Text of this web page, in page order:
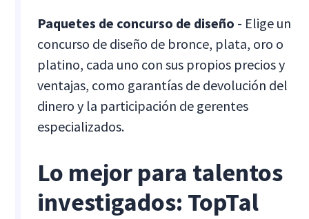
Paquetes de concurso de diseño - Elige un
concurso de diseño de bronce, plata, oro o
platino, cada uno con sus propios precios y
ventajas, como garantías de devolución del
dinero y la participación de gerentes
especializados.
Lo mejor para talentos
investigados: TopTal